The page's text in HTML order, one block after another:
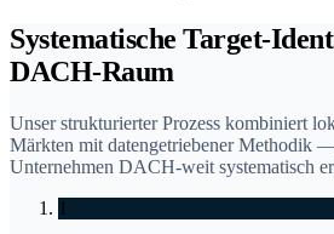
Systematische Target-
DACH-Raum
Unser strukturierter Prozess kombiniert
Märkten mit datengetriebener Methodik
Unternehmen DACH-weit systematisch
1